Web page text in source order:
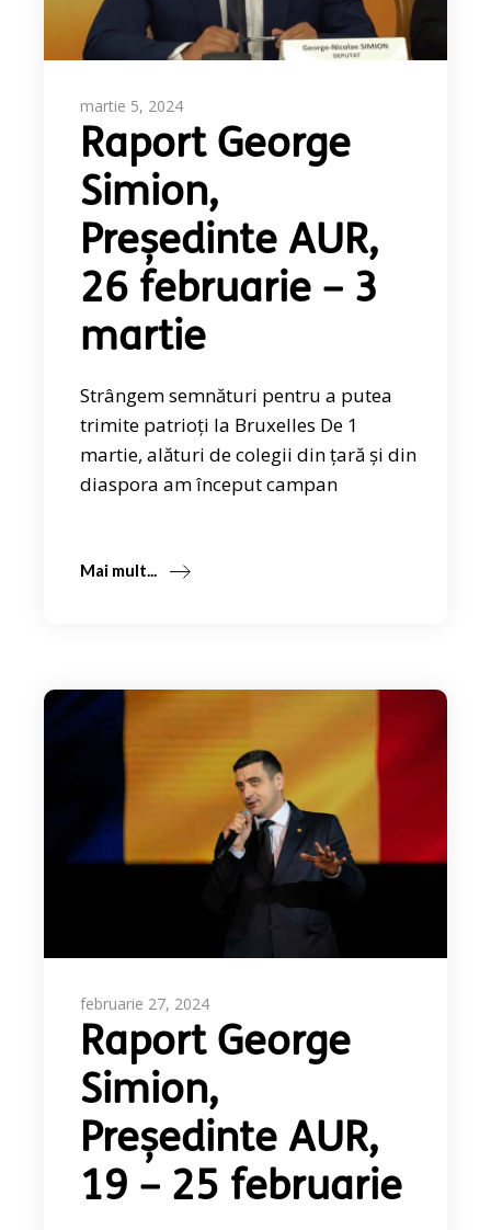
martie 5, 2024
Raport George
Simion,
Președinte AUR,
26 februarie – 3
martie
Strângem semnături pentru a putea
trimite patrioți la Bruxelles De 1
martie, alături de colegii din țară și din
diaspora am început campan
Mai mult...
februarie 27, 2024
Raport George
Simion,
Președinte AUR,
19 – 25 februarie